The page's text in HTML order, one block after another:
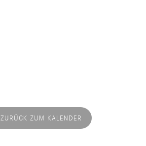
ZURÜCK ZUM KALENDER